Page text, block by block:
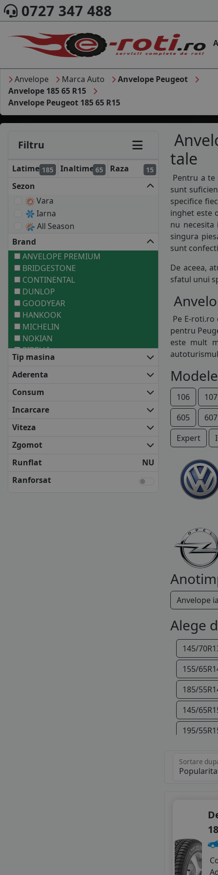
0727 347 488
Anvelope Marca Auto
Anvelope Peugeot
Anvelope 185 65 R15
Anvelope Peugeot 185 65 R15
Filtru
Latime 185 Inaltime 65 Raza 15
Sezon
Vara
Iarna
All Season
Brand
ANVELOPE PREMIUM
BRIDGESTONE
CONTINENTAL
DUNLOP
GOODYEAR
HANKOOK
MICHELIN
NOKIAN
PIRELLI
ANVELOPE MEDII
BARUM
DEBICA
FALKEN
FULDA
KLEBER
MATADOR
NEXEN
Tip masina
Aderenta
Consum
Incarcare
Viteza
Zgomot
Runflat
NU
Ranforsat
tale
Pentru a
sunt
specifice
inghet este
nu
singura
sunt
De aceea,
sfatul unui
Pe E-
pentru
este mult
106 107
605
607
Expert
Anvelope
Alege
145/
155/
185/
145/
195/
195/
215/
205/
225/45R17
Sortare